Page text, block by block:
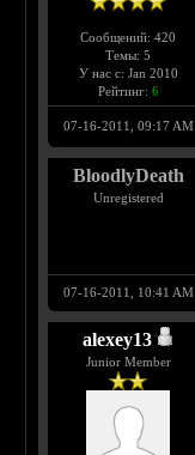
Сообщений: 420
Темы: 5
У нас с: Jan 2010
Рейтинг: 6
07-16-2011, 09:17 AM
BloodlyDeath
Unregistered
07-16-2011, 10:41 AM
alexey13
Junior Member